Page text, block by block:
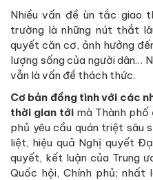
Nhiều vấn đề ùn tắc giao
trường là những nút thắt
quyết căn cơ, ảnh hưởng
lượng sống của người dân…
vẫn là vấn đề thách thức.
Cơ bản đồng tình với các
thời gian tới mà Thành
phủ yêu cầu quán triệt sâu
liệt, hiệu quả Nghị quyết
quyết, kết luận của Trung
Quốc hội, Chính phủ;